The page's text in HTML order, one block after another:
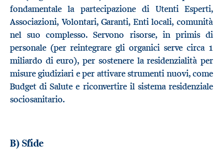
fondamentale la partecipazione di Utenti Esperti,
Associazioni, Volontari, Garanti, Enti locali, comunità
nel suo complesso. Servono risorse, in primis di
personale (per reintegrare gli organici serve circa 1
miliardo di euro), per sostenere la residenzialità per
misure giudiziari e per attivare strumenti nuovi, come
Budget di Salute e riconvertire il sistema residenziale
sociosanitario.
B) Sfide